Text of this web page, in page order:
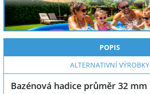
POPIS
ALTERNATIVNÍ VÝROBKY
Bazénová hadice průměr 32 mm